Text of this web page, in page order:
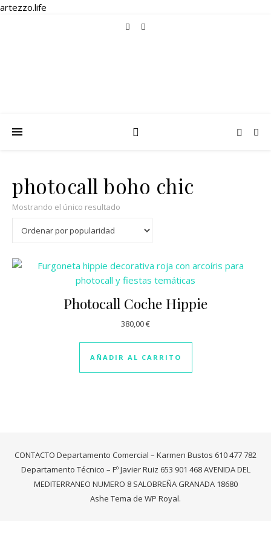
artezzo.life
photocall boho chic
Mostrando el único resultado
Photocall Coche Hippie
380,00€
AÑADIR AL CARRITO
CONTACTO Departamento Comercial – Karmen Bustos 610 477 782
Departamento Técnico – Fº Javier Ruiz 653 901 468 AVENIDA DEL
MEDITERRANEO NUMERO 8 SALOBREÑA GRANADA 18680
Ashe Tema de WP Royal.